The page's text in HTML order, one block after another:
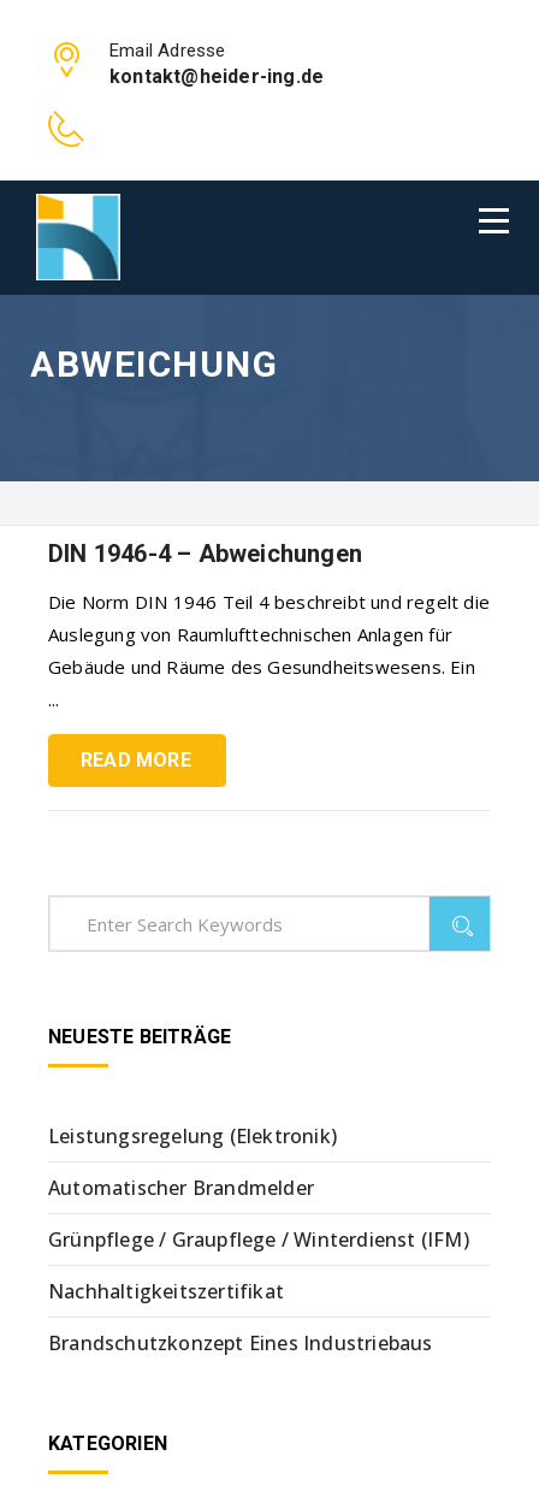
Email Adresse
kontakt@heider-ing.de
ABWEICHUNG
DIN 1946-4 – Abweichungen
Die Norm DIN 1946 Teil 4 beschreibt und regelt die
Auslegung von Raumlufttechnischen Anlagen für
Gebäude und Räume des Gesundheitswesens. Ein
...
READ MORE
NEUESTE BEITRÄGE
Leistungsregelung (Elektronik)
Automatischer Brandmelder
Grünpflege / Graupflege / Winterdienst (IFM)
Nachhaltigkeitszertifikat
Brandschutzkonzept Eines Industriebaus
KATEGORIEN